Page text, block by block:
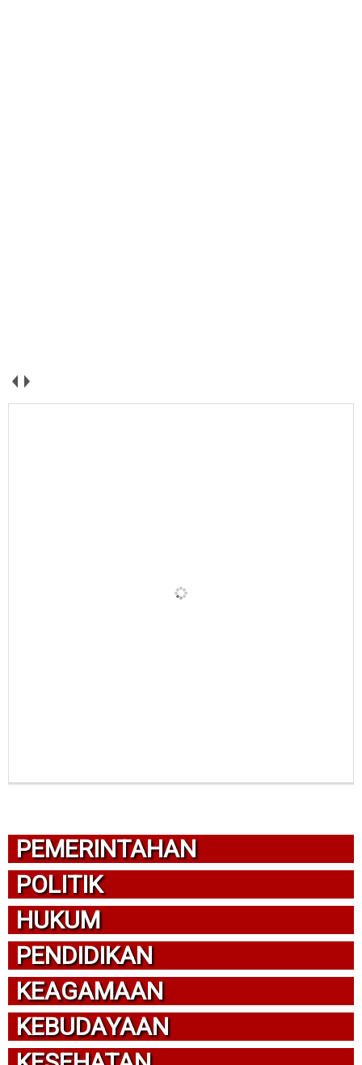
PEMERINTAHAN
POLITIK
HUKUM
PENDIDIKAN
KEAGAMAAN
KEBUDAYAAN